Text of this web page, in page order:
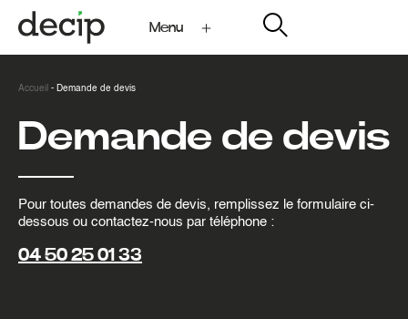
Menu
Accueil - Demande de devis
Demande de devis
Pour toutes demandes de devis, remplissez le formulaire ci-
dessous ou contactez-nous par téléphone :
04 50 25 01 33